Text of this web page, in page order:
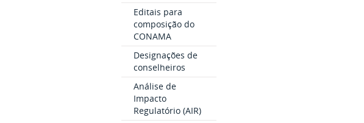
Editais para
composição do
CONAMA
Designações de
conselheiros
Análise de
Impacto
Regulatório (AIR)